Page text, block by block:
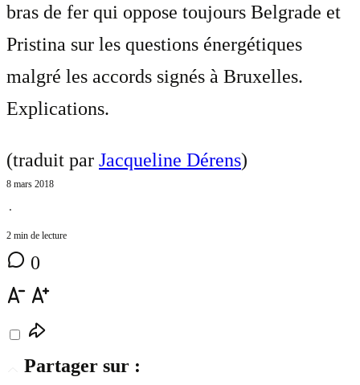
bras de fer qui oppose toujours Belgrade et
Pristina sur les questions énergétiques
malgré les accords signés à Bruxelles.
Explications.
(traduit par Jacqueline Dérens)
8 mars 2018
⋅
2 min de lecture
0
Partager sur :